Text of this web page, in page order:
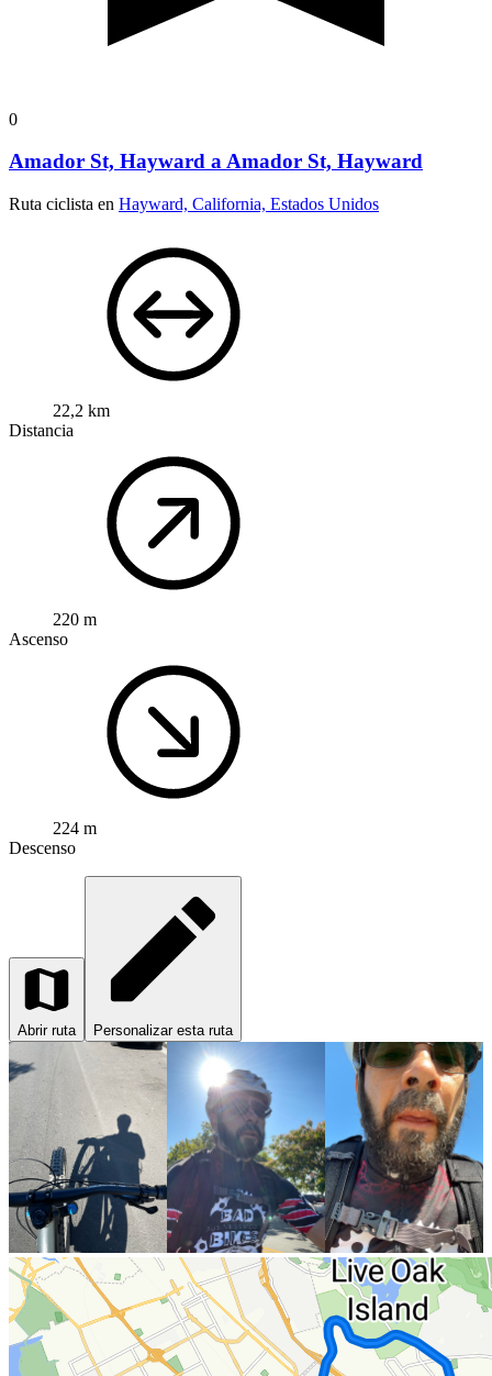
0
Amador St, Hayward a Amador St, Hayward
Ruta ciclista en Hayward, California, Estados Unidos
22,2 km
Distancia
220 m
Ascenso
224 m
Descenso
Abrir ruta Personalizar esta ruta